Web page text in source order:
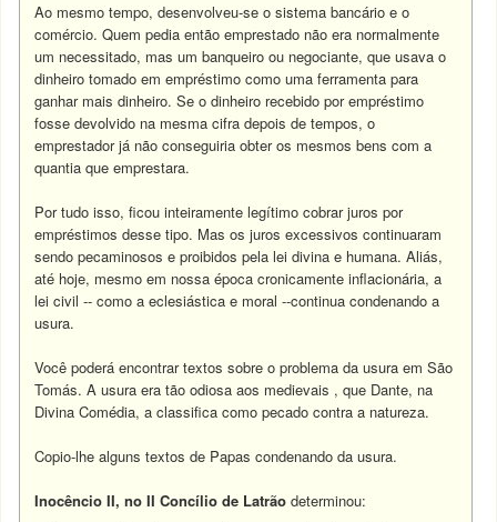
Ao mesmo tempo, desenvolveu-se o sistema bancário e o
comércio. Quem pedia então emprestado não era normalmente
um necessitado, mas um banqueiro ou negociante, que usava o
dinheiro tomado em empréstimo como uma ferramenta para
ganhar mais dinheiro. Se o dinheiro recebido por empréstimo
fosse devolvido na mesma cifra depois de tempos, o
emprestador já não conseguiria obter os mesmos bens com a
quantia que emprestara.
Por tudo isso, ficou inteiramente legítimo cobrar juros por
empréstimos desse tipo. Mas os juros excessivos continuaram
sendo pecaminosos e proibidos pela lei divina e humana. Aliás,
até hoje, mesmo em nossa época cronicamente inflacionária, a
lei civil -- como a eclesiástica e moral --continua condenando a
usura.
Você poderá encontrar textos sobre o problema da usura em São
Tomás. A usura era tão odiosa aos medievais , que Dante, na
Divina Comédia, a classifica como pecado contra a natureza.
Copio-lhe alguns textos de Papas condenando da usura.
Inocêncio II, no II Concílio de Latrão determinou: